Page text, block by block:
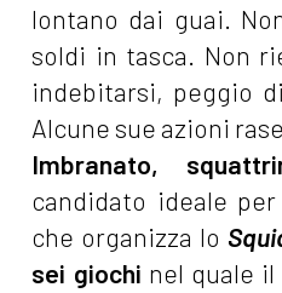
lontano dai guai.
soldi in tasca. Non
indebitarsi, peggio
Alcune sue azioni
Imbranato,
candidato ideale
che organizza lo
sei giochi nel quale